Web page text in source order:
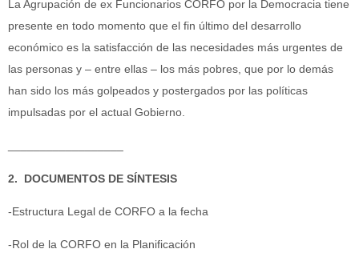
La Agrupación de ex Funcionarios CORFO por la Democracia tiene
presente en todo momento que el fin último del desarrollo
económico es la satisfacción de las necesidades más urgentes de
las personas y – entre ellas – los más pobres, que por lo demás
han sido los más golpeados y postergados por las políticas
impulsadas por el actual Gobierno.
2. DOCUMENTOS DE SÍNTESIS
-Estructura Legal de CORFO a la fecha
-Rol de la CORFO en la Planificación